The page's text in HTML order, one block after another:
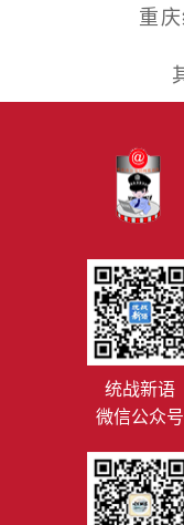
重
统战新语
微信公众号